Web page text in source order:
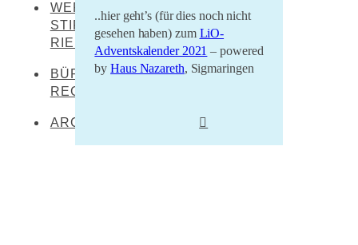
Obermarchtal
Riedlingen
Rottenacker
Wilflingen
Ernst Jünger
Christoph von Schmid
Sebastian Sailer
Clara
Literaturland Baden-
Württemberg
Förderverein
Schwäbischer Dialekt
LEADER Oberschwaben
LEADER Mittleres
WERNER DÜRRSON-
STIFTUNG
RIEDLINGEN
BÜRO FÜR
REGIONALKULTUR
ARCHIV
..hier geht’s (für dies noch nicht
gesehen haben) zum LiO-
Adventskalender 2021 – powered
byHaus Nazareth, Sigmaringen